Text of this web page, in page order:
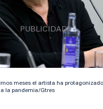
meses el artista ha
la pandemia/Gtres